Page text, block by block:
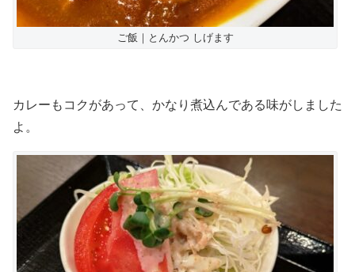
ご飯｜とんかつ しげます
カレーもコクがあって、かなり煮込んである味がしました
よ。